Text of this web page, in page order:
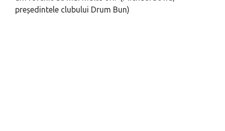
președintele clubului Drum Bun)